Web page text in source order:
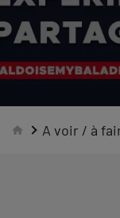
A voir / à